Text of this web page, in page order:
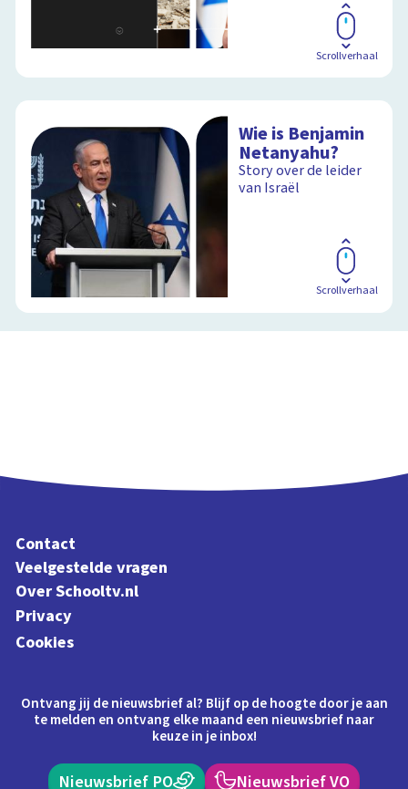
Scrollverhaal
Wie is Benjamin
Netanyahu?
Story over de leider
van Israël
Scrollverhaal
Contact
Veelgestelde vragen
Over Schooltv.nl
Privacy
Cookies
Ontvang jij de nieuwsbrief al? Blijf op de hoogte door je aan
te melden en ontvang elke maand een nieuwsbrief naar
keuze in je inbox!
Nieuwsbrief PO Nieuwsbrief VO